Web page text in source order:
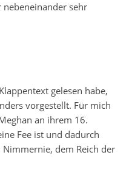
sehr
gelesen habe,
vorgestellt. Für mich
an ihrem 16.
Fee ist und dadurch
dem Reich der